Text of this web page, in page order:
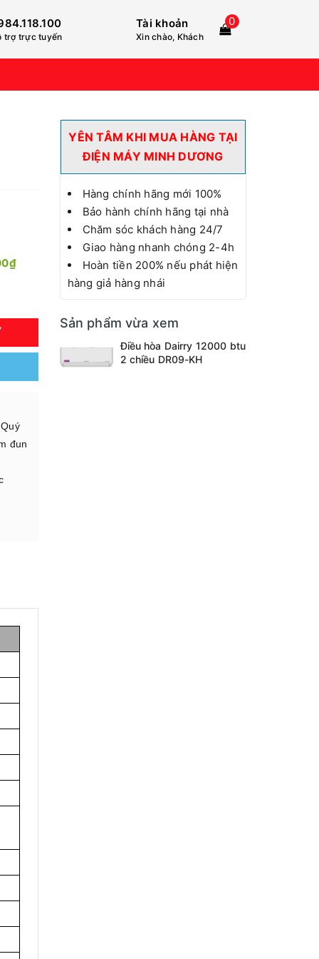
trợ trực tuyến
Tài khoản
Xin chào, Khách
0
đun
YÊN TÂM KHI MUA HÀNG TẠI
ĐIỆN MÁY MINH DƯƠNG
Hàng chính hãng mới 100%
Bảo hành chính hãng tại nhà
Chăm sóc khách hàng 24/7
Giao hàng nhanh chóng 2-4h
Hoàn tiền 200% nếu phát hiện
hàng giả hàng nhái
Sản phẩm vừa xem
Điều hòa Dairry 12000 btu
2 chiều DR09-KH